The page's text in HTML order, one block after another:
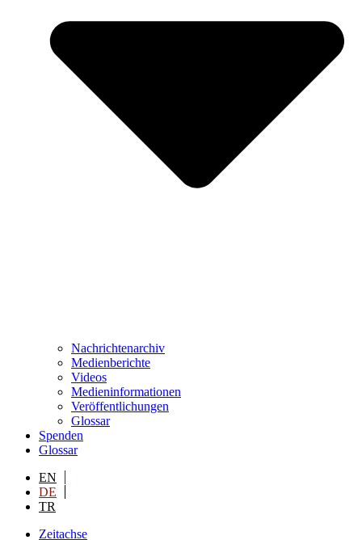
Nachrichtenarchiv
Medienberichte
Videos
Medieninformationen
Veröffentlichungen
Glossar
Spenden
Glossar
EN
DE
TR
Zeitachse